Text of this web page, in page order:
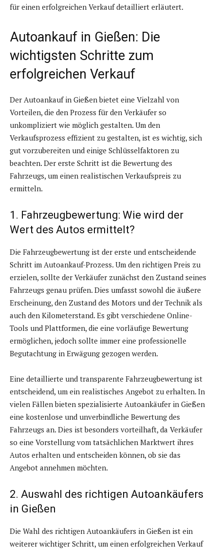
für einen erfolgreichen Verkauf detailliert erläutert.
Autoankauf in Gießen: Die
wichtigsten Schritte zum
erfolgreichen Verkauf
Der Autoankauf in Gießen bietet eine Vielzahl von
Vorteilen, die den Prozess für den Verkäufer so
unkompliziert wie möglich gestalten. Um den
Verkaufsprozess effizient zu gestalten, ist es wichtig, sich
gut vorzubereiten und einige Schlüsselfaktoren zu
beachten. Der erste Schritt ist die Bewertung des
Fahrzeugs, um einen realistischen Verkaufspreis zu
ermitteln.
1. Fahrzeugbewertung: Wie wird der
Wert des Autos ermittelt?
Die Fahrzeugbewertung ist der erste und entscheidende
Schritt im Autoankauf-Prozess. Um den richtigen Preis zu
erzielen, sollte der Verkäufer zunächst den Zustand seines
Fahrzeugs genau prüfen. Dies umfasst sowohl die äußere
Erscheinung, den Zustand des Motors und der Technik als
auch den Kilometerstand. Es gibt verschiedene Online-
Tools und Plattformen, die eine vorläufige Bewertung
ermöglichen, jedoch sollte immer eine professionelle
Begutachtung in Erwägung gezogen werden.
Eine detaillierte und transparente Fahrzeugbewertung ist
entscheidend, um ein realistisches Angebot zu erhalten. In
vielen Fällen bieten spezialisierte Autoankäufer in Gießen
eine kostenlose und unverbindliche Bewertung des
Fahrzeugs an. Dies ist besonders vorteilhaft, da Verkäufer
so eine Vorstellung vom tatsächlichen Marktwert ihres
Autos erhalten und entscheiden können, ob sie das
Angebot annehmen möchten.
2. Auswahl des richtigen Autoankäufers
in Gießen
Die Wahl des richtigen Autoankäufers in Gießen ist ein
weiterer wichtiger Schritt, um einen erfolgreichen Verkauf